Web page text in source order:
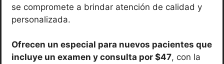
se compromete a brindar atención de calidad y
personalizada.
Ofrecen un especial para nuevos pacientes que
incluye un examen y consulta por $47, con la